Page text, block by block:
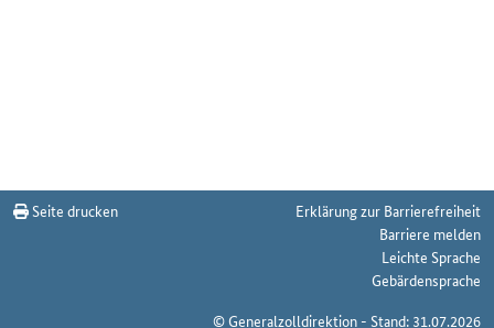
Seite drucken
Erklärung zur Barrierefreiheit
Barriere melden
Leichte Sprache
Gebärdensprache
© Generalzolldirektion - Stand: 31.07.2026